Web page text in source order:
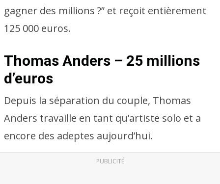
gagner des millions ?” et reçoit entièrement
125 000 euros.
Thomas Anders – 25 millions
d’euros
Depuis la séparation du couple, Thomas
Anders travaille en tant qu’artiste solo et a
encore des adeptes aujourd’hui.
PUBLICITÉ